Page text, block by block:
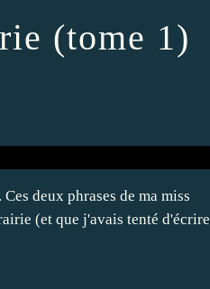
(tome 1)
deux phrases de ma miss
(et que j'avais tenté d'écrire